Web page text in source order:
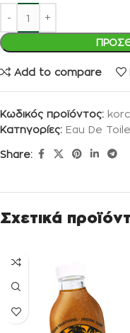
Add to compare
Κωδικός προϊόντος:
Κατηγορίες: Eau De
Share:
Σχετικά